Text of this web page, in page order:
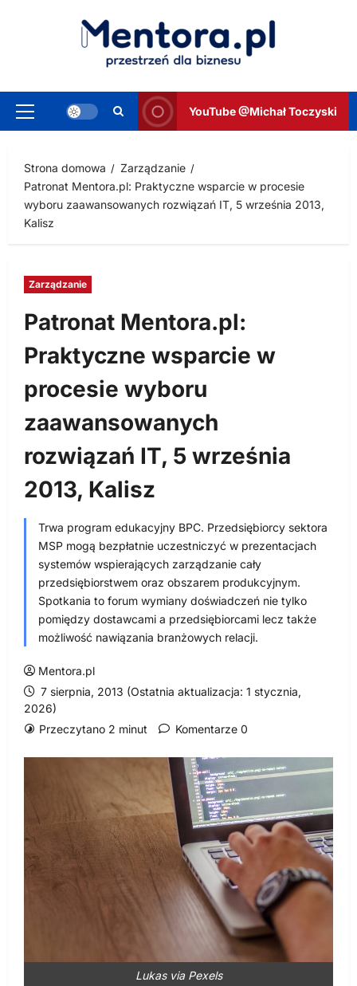
Menu
YouTube @Michał Toczyski
Strona domowa
Zarządzanie
Patronat Mentora.pl: Praktyczne wsparcie w procesie
wyboru zaawansowanych rozwiązań IT, 5 września 2013,
Kalisz
Zarządzanie
Patronat Mentora.pl:
Praktyczne wsparcie w
procesie wyboru
zaawansowanych
rozwiązań IT, 5 września
2013, Kalisz
Trwa program edukacyjny BPC. Przedsiębiorcy sektora
MSP mogą bezpłatnie uczestniczyć w prezentacjach
systemów wspierających zarządzanie cały
przedsiębiorstwem oraz obszarem produkcyjnym.
Spotkania to forum wymiany doświadczeń nie tylko
pomiędzy dostawcami a przedsiębiorcami lecz także
możliwość nawiązania branżowych relacji.
Mentora.pl
7 sierpnia, 2013 (Ostatnia aktualizacja: 1 stycznia,
2026)
Przeczytano 2 minut
Komentarze 0
Lukas via Pexels